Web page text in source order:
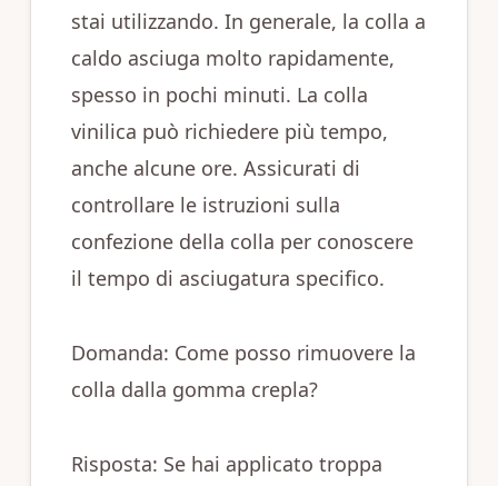
stai utilizzando. In generale, la colla a
caldo asciuga molto rapidamente,
spesso in pochi minuti. La colla
vinilica può richiedere più tempo,
anche alcune ore. Assicurati di
controllare le istruzioni sulla
confezione della colla per conoscere
il tempo di asciugatura specifico.
Domanda: Come posso rimuovere la
colla dalla gomma crepla?
Risposta: Se hai applicato troppa